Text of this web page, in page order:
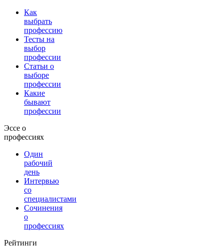
Как
выбрать
профессию
Тесты на
выбор
профессии
Статьи о
выборе
профессии
Какие
бывают
профессии
Эссе о
профессиях
Один
рабочий
день
Интервью
со
специалистами
Сочинения
о
профессиях
Рейтинги